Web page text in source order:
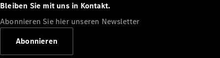
Alle Vans
Bleiben Sie mit uns in Kontakt.
Abonnieren Sie hier unseren Newsletter
Abonnieren